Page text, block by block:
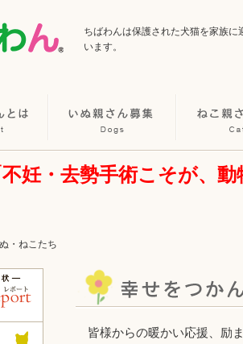
ちばわんは保護された犬猫を家族
います。
妊・去勢手術こそが、
・ねこたち
皆様からの暖かい応援、励